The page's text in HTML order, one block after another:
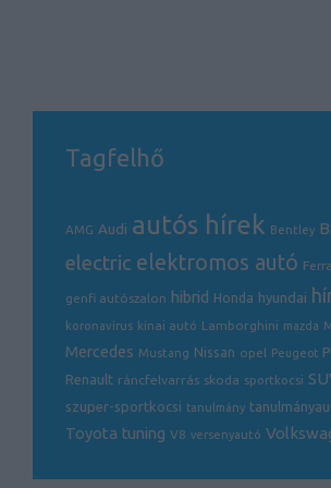
Tagfelhő
AMG Audi autós hírek Bentley
electric elektromos autó
genfi autószalon hibrid Honda hyundai
koronavírus kínai autó Lamborghini mazda
Mercedes Mustang Nissan opel Peugeot
Renault ráncfelvarrás skoda sportkocsi
szuper-sportkocsi tanulmány
Toyota tuning V8 versenyautó